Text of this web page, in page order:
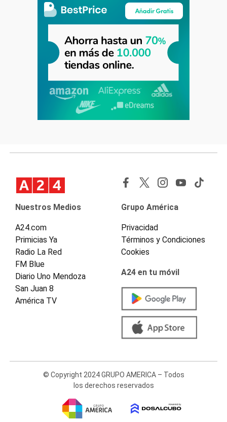
Nuestros Medios
A24.com
Primicias Ya
Radio La Red
FM Blue
Diario Uno Mendoza
San Juan 8
América TV
Grupo América
Privacidad
Términos y Condiciones
Cookies
A24 en tu móvil
© Copyright 2024 GRUPO AMERICA – Todos
los derechos reservados